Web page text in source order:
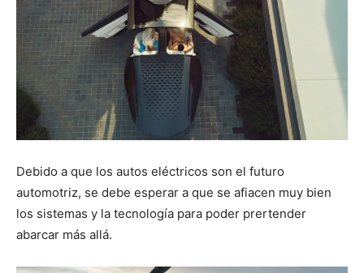
Debido a que los autos eléctricos son el futuro
automotriz, se debe esperar a que se afiacen muy bien
los sistemas y la tecnología para poder prertender
abarcar más allá.